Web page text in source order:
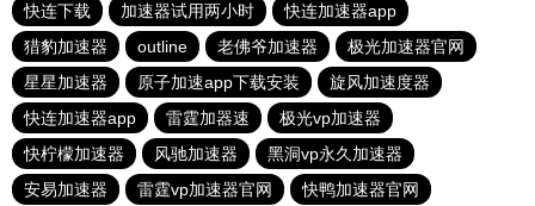
快连下载
加速器试用两小时
快连加速器app
猎豹加速器
outline 老佛爷加速器
极光加速器官网
星星加速器
原子加速app下载安装
旋风加速度器
快连加速器app
雷霆加器速
极光vp加速器
快柠檬加速器
风驰加速器
黑洞vp永久加速器
安易加速器
雷霆vp加速器官网
快鸭加速器官网